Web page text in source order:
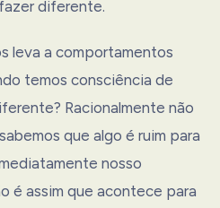
diferente.
leva a comportamentos
temos consciência de
Racionalmente não
que algo é ruim para
nosso
é assim que acontece para